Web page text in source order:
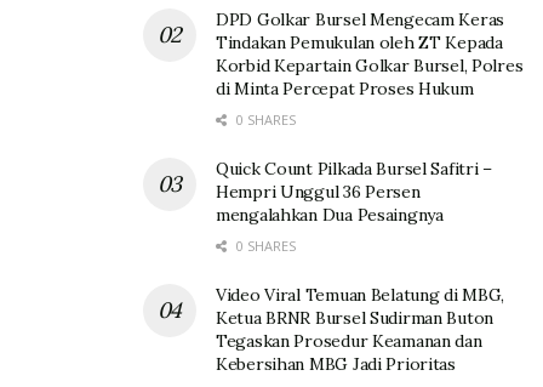
DPD Golkar Bursel Mengecam Keras
Tindakan Pemukulan oleh ZT Kepada
Korbid Kepartain Golkar Bursel, Polres
di Minta Percepat Proses Hukum
0 SHARES
Quick Count Pilkada Bursel Safitri –
Hempri Unggul 36 Persen
mengalahkan Dua Pesaingnya
0 SHARES
Video Viral Temuan Belatung di MBG,
Ketua BRNR Bursel Sudirman Buton
Tegaskan Prosedur Keamanan dan
Kebersihan MBG Jadi Prioritas